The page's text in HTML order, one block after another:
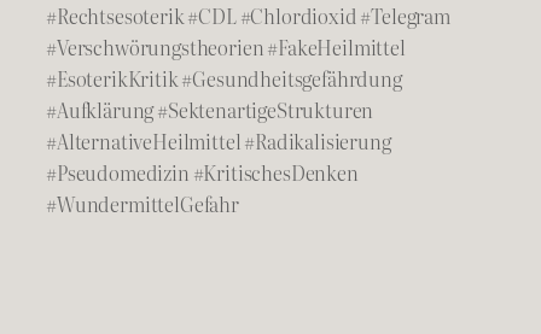
#Rechtsesoterik #CDL #Chlordioxid #Telegram
#Verschwörungstheorien #FakeHeilmittel
#EsoterikKritik #Gesundheitsgefährdung
#Aufklärung #SektenartigeStrukturen
#AlternativeHeilmittel #Radikalisierung
#Pseudomedizin #KritischesDenken
#WundermittelGefahr